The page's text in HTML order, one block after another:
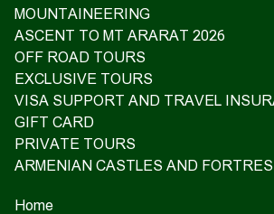
MOUNTAINEERING
ASCENT TO MT ARARAT 2026
OFF ROAD TOURS
EXCLUSIVE TOURS
VISA SUPPORT AND TRAVEL
GIFT CARD
PRIVATE TOURS
ARMENIAN CASTLES AND
Home